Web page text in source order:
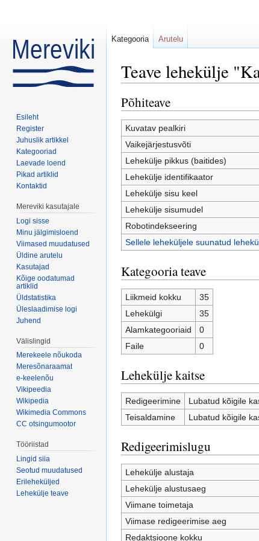
Teave lehekülje
Põhiteave
Kuvatav pealkiri
Vaikejärjestusvõti
Lehekülje pikkus (baitides)
Lehekülje identifikaator
Lehekülje sisu keel
Lehekülje sisumudel
Robotindekseering
Sellele leheküljele suunatud
Kategooria teave
Liikmeid kokku
35
Lehekülgi
35
Alamkategooriaid
0
Faile
0
Lehekülje kaitse
Redigeerimine
Lubatud kõigile
Teisaldamine
Lubatud kõigile
Redigeerimislugu
Lehekülje alustaja
Lehekülje alustusaeg
Viimane toimetaja
Viimase redigeerimise aeg
Redaktsioone kokku
Kategooria Arutelu
Esileht
Register
Juhuslik artikkel
Kategooriad
Laevade loend
Pikad artiklid
Kontaktid
Mereviki kasutajale
Logi sisse
Minu jälgimisloend
Viimased muudatused
Üldine arutelu
Kasutajad
Kõige oodatumad
artiklid
Üldstatistika
Üleslaadimise logi
Juhend
Välislingid
Merekeele nõukoda
Meresõnaraamat
e-keelenõu
Vikipeedia
Wikipedia
Wikimedia Commons
CC otsingumootor
Tööriistad
Lingid siia
Seotud muudatused
Erileheküljed
Lehekülje teave